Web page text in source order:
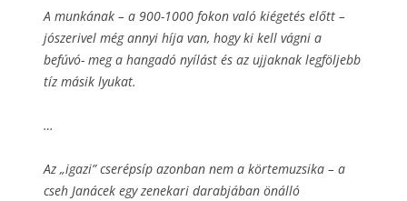
A munkának – a 900-1000 fokon való kiégetés előtt –
jószerivel még annyi híja van, hogy ki kell vágni a
befúvó- meg a hangadó nyílást és az ujjaknak legföljebb
tíz másik lyukat.
…
Az „igazi” cserépsíp azonban nem a körtemuzsika – a
cseh Janácek egy zenekari darabjában önálló